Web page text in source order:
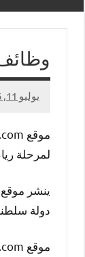
يوليو 11, 2026
لمرحلة
دولة